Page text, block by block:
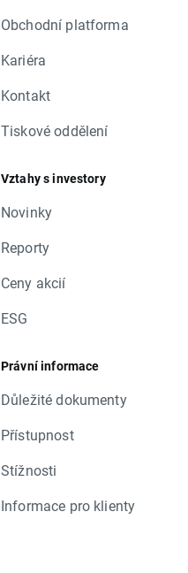
Obchodní platforma
Kariéra
Kontakt
Tiskové oddělení
Vztahy s investory
Novinky
Reporty
Ceny akcií
ESG
Právní informace
Důležité dokumenty
Přístupnost
Stížnosti
Informace pro klienty